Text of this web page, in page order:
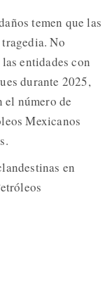
temen que las
tragedia. No
entidades con
durante 2025,
número de
Mexicanos
en